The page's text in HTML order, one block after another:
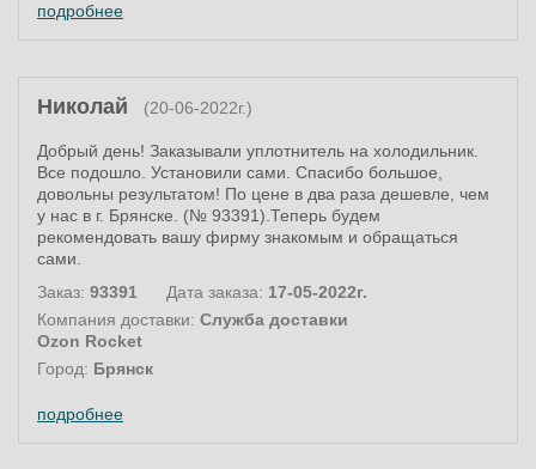
подробнее
Николай (20-06-2022г.)
Добрый день! Заказывали уплотнитель на холодильник.
Все подошло. Установили сами. Спасибо большое,
довольны результатом! По цене в два раза дешевле, чем
у нас в г. Брянске. (№ 93391).Теперь будем
рекомендовать вашу фирму знакомым и обращаться
сами.
Заказ: 93391 Дата заказа: 17-05-2022г.
Компания доставки: Служба доставки
Ozon Rocket
Город: Брянск
подробнее